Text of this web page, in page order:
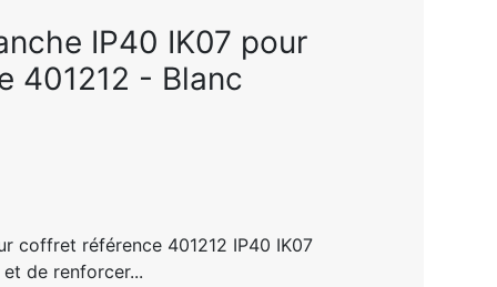
IP40 IK07 pour
401212 - Blanc
coffret référence 401212 IP40 IK07
de renforcer...